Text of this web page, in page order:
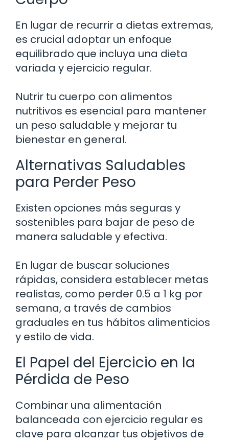
En lugar de recurrir a dietas extremas,
es crucial adoptar un enfoque
equilibrado que incluya una dieta
variada y ejercicio regular.
Nutrir tu cuerpo con alimentos
nutritivos es esencial para mantener
un peso saludable y mejorar tu
bienestar en general.
Alternativas Saludables
para Perder Peso
Existen opciones más seguras y
sostenibles para bajar de peso de
manera saludable y efectiva.
En lugar de buscar soluciones
rápidas, considera establecer metas
realistas, como perder 0.5 a 1 kg por
semana, a través de cambios
graduales en tus hábitos alimenticios
y estilo de vida.
El Papel del Ejercicio en la
Pérdida de Peso
Combinar una alimentación
balanceada con ejercicio regular es
clave para alcanzar tus objetivos de